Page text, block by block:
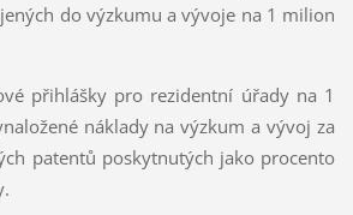
do výzkumu a vývoje na 1 milion
přihlášky pro rezidentní úřady na 1
náklady na výzkum a vývoj za
patentů poskytnutých jako procento